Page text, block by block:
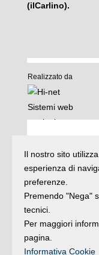
(ilCarlino).
Realizzato da
Articoli
e rubriche
Iscrivitialla newsletter
Il nostro sito
esperienza di
preferenze.
Premendo "Nega"
tecnici.
Per maggiori
pagina.
Informativa Cookie